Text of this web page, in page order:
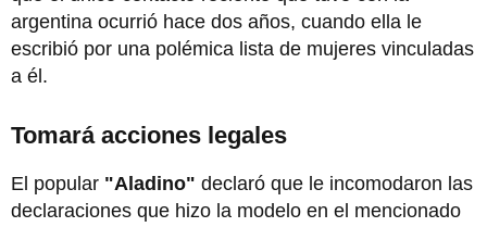
argentina ocurrió hace dos años, cuando ella le
escribió por una polémica lista de mujeres vinculadas
a él.
Tomará acciones legales
El popular "Aladino" declaró que le incomodaron las
declaraciones que hizo la modelo en el mencionado